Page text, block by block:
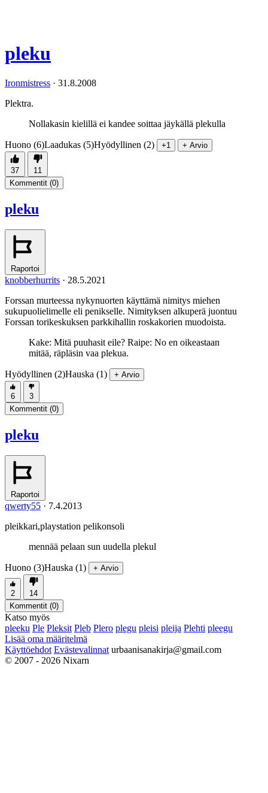
pleku
Ironmistress · 31.8.2008
Plektra.
Nollakasin kielillä ei kandee soittaa jäykällä plekulla
Huono (6)Laadukas (5)Hyödyllinen (2) +1 + Arvio
37
11
Kommentit (0)
pleku
Raportoi
knobberhurrits · 28.5.2021
Forssan murteessa nykynuorten käyttämä nimitys miehen
sukupuolielimelle eli penikselle. Nimityksen alkuperä juontuu
Forssan torikeskuksen parkkihallin roskakorien muodoista.
Kake: Mitä puuhasit eile? Raipe: No en oikeastaan
mitää, räpläsin vaa plekua.
Hyödyllinen (2)Hauska (1) + Arvio
6
3
Kommentit (0)
pleku
Raportoi
qwerty55 · 7.4.2013
pleikkari,playstation pelikonsoli
mennää pelaan sun uudella plekul
Huono (3)Hauska (1) + Arvio
2
14
Kommentit (0)
Katso myös
pleeku Ple Pleksit Pleb Plero plegu pleisi pleija Plehti pleegu
Lisää oma määritelmä
Käyttöehdot Evästevalinnat urbaanisanakirja@gmail.com
© 2007 - 2026 Nixarn